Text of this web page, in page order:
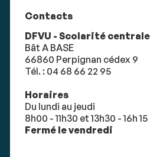
Contacts
DFVU - Scolarité centrale
Bât A BASE
66860 Perpignan cédex 9
Tél. : 04 68 66 22 95
Horaires
Du lundi au jeudi
8h00 - 11h30 et 13h30 - 16h 15
Fermé le vendredi